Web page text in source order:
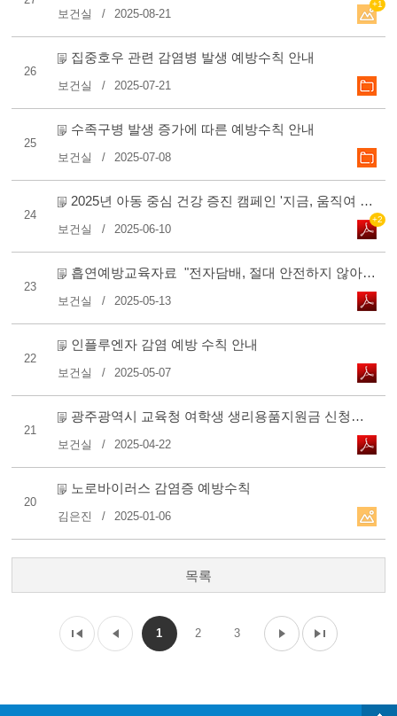
+1
보건실 2025-08-21
26
집중호우 관련 감염병 발생 예방수칙 안내
보건실 2025-07-21
25
수족구병 발생 증가에 따른 예방수칙 안내
보건실 2025-07-08
24
2025년 아동 중심 건강 증진 캠페인 '지금, 움직여 봐!' 참여 안..
+2
보건실 2025-06-10
23
흡연예방교육자료 "전자담배, 절대 안전하지 않아요! " 배포..
보건실 2025-05-13
22
인플루엔자 감염 예방 수칙 안내
보건실 2025-05-07
21
광주광역시 교육청 여학생 생리용품지원금 신청방법 안내
보건실 2025-04-22
20
노로바이러스 감염증 예방수칙
김은진 2025-01-06
목록
1 2 3